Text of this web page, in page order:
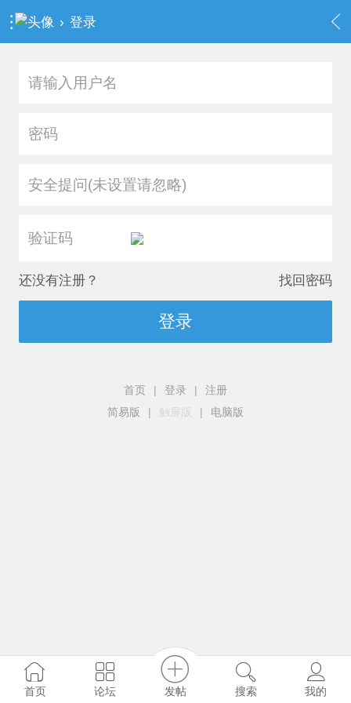
› 登录
安全提问(未设置请忽略)
还没有注册？ 找回密码
登录
首页 | 登录 |
注册
简易版
| 触屏版 | 电脑版
首页 论坛 发帖 搜索 我的